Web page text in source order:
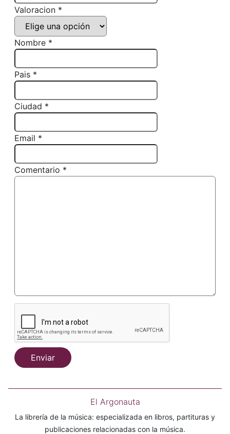
Valoracion *
Nombre *
Pais *
Ciudad *
Email *
Comentario *
Enviar
El Argonauta
La librería de la música: especializada en libros, partituras y
publicaciones relacionadas con la música.